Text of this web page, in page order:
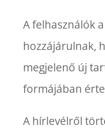
A felhasználók
hozzájárulnak,
megjelenő új
formájában
A hírlevélről